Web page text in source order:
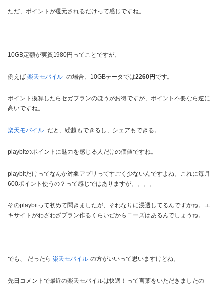
ただ、ポイントが還元されるだけって感じですね。
10GB定額が実質1980円ってことですが、
例えば 楽天モバイル の場合、10GBデータでは2260円です。
ポイント換算したらセガプランのほうがお得ですが、ポイント不要なら逆に
高いですね。
楽天モバイル だと、繰越もできるし、シェアもできる。
playbitのポイントに魅力を感じる人だけの価値ですね。
playbitだけってなんか対象アプリってすごく少ないんですよね。これに毎月
600ポイント使うの？って感じではありますが。。。。
そのplaybitって初めて聞きましたが、それなりに浸透してるんですかね。エ
キサイトがわざわざプラン作るくらいだからニーズはあるんでしょうね。
でも、 だったら 楽天モバイル の方がいいって思いますけどね。
先日コメントで最近の楽天モバイルは快適！って言葉をいただきましたの